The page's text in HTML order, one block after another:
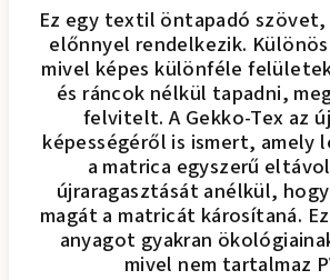
Ez egy textil öntapadó szövet,
előnnyel rendelkezik.
mivel képes különféle
és ráncok nélkül tapadni,
felvitelt. A Gekko-Tex az
képességéről is ismert, amely
a matrica egyszerű
újraragasztását anélkül,
magát a matricát károsítaná.
anyagot gyakran
mivel nem tartalmaz